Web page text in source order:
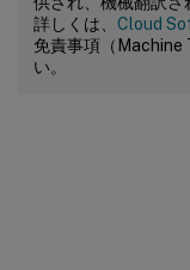
詳しくは、 Cloud
免責事項（Machine
い。